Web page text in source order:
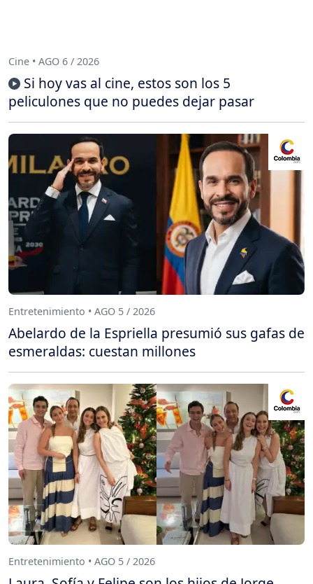
Cine • AGO 6 / 2026
Si hoy vas al cine, estos son los 5
peliculones que no puedes dejar pasar
Entretenimiento • AGO 5 / 2026
Abelardo de la Espriella presumió sus gafas de
esmeraldas: cuestan millones
Entretenimiento • AGO 5 / 2026